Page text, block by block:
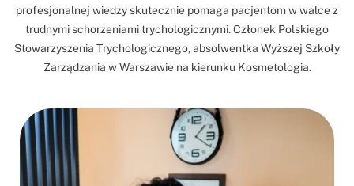
profesjonalnej wiedzy skutecznie pomaga pacjentom w walce z
trudnymi schorzeniami trychologicznymi. Członek Polskiego
Stowarzyszenia Trychologicznego, absolwentka Wyższej Szkoły
Zarządzania w Warszawie na kierunku Kosmetologia.